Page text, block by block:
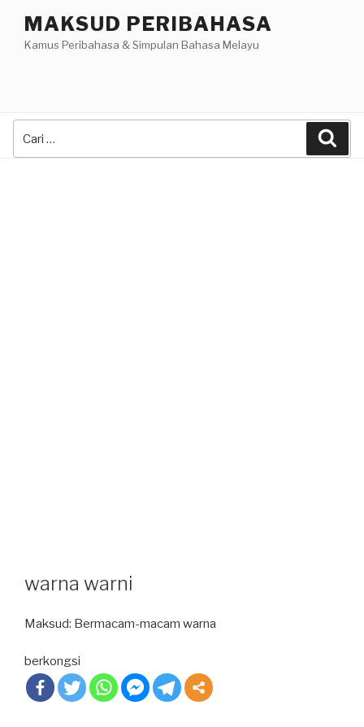
content
MAKSUD PERIBAHASA
Kamus Peribahasa & Simpulan Bahasa Melayu
warna warni
Maksud: Bermacam-macam warna
berkongsi